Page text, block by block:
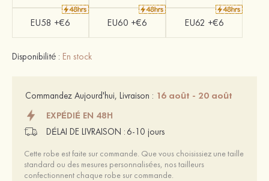
EU58 +€6 EU60 +€6 EU62 +€6
Disponibilité : En stock
Commandez Aujourd'hui, Livraison : 16 août - 20 août
EXPÉDIÉ EN 48H
DÉLAI DE LIVRAISON : 6-10 jours
Cette robe est faite sur commande. Que vous choisissiez une taille
standard ou des mesures personnalisées, nos tailleurs
confectionnent chaque robe sur commande.